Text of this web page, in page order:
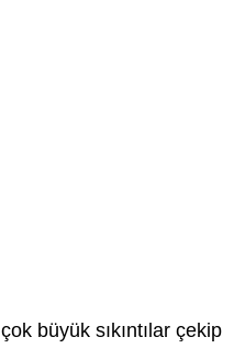
çok büyük sıkıntılar çekip